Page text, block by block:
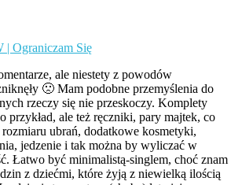
| Ograniczam Się
ale niestety z powodów
🙁 Mam podobne przemyślenia do
rzeczy się nie przeskoczy. Komplety
przykład, ale też ręczniki, pary majtek, co
ubrań, dodatkowe kosmetyki,
jedzenie i tak można by wyliczać w
Łatwo być minimalistą-singlem, choć znam
z dziećmi, które żyją z niewielką ilością